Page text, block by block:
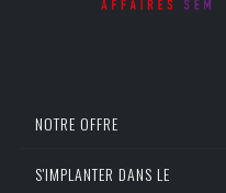
NOTRE OFFRE
S'IMPLANTER DANS LE